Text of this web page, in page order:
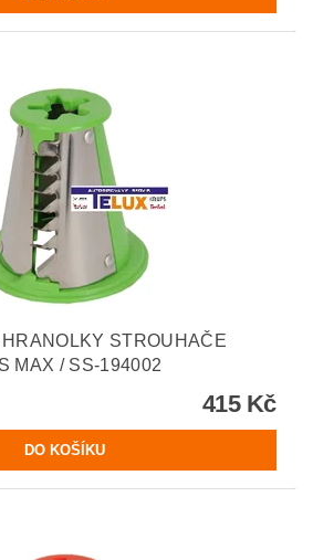
STROUHAČE
MAX / SS-194002
415 Kč